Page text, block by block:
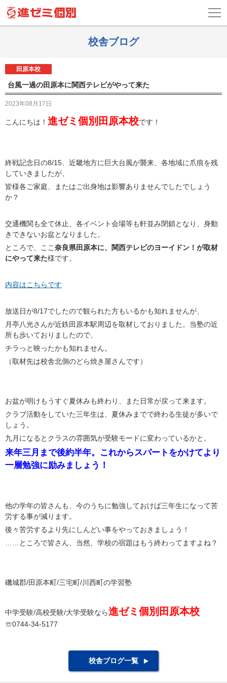
校舎ブログ
田原本校
台風一過の田原本に関西テレビがやって来た
2023年08月17日
こんにちは！ 進ゼミ個別田原本校です！
終戦記念日の8/15、近畿地方に巨大台風が襲来、各地域に爪痕を残
していきましたが、
皆様各ご家庭、またはご出身地は影響ありませんでしたでしょう
か？
交通機関も全て休止、各イベント会場等も軒並み閉鎖となり、身動
きできないお盆となりました。
ところで、ここ 奈良県田原本に、関西テレビのヨーイドン！が取材
にやって来た様です。
内容はこちらです
放送日が8/17でしたので観られた方もいるかも知れませんが、
月亭八光さんが近鉄田原本駅周辺を取材しておりました。当塾の近
所も歩いておりましたので、
チラっと映ったかも知れません。
（取材先は校舎北側のどら焼き屋さんです）
お盆が明けもうすぐ夏休みも終わり、また日常が戻って来ます。
クラブ活動をしていた三年生は、夏休みまでで終わる生徒が多いで
しょう。
九月になるとクラスの雰囲気が受験モードに変わっているかと。
来年三月まで後約半年。これからスパートをかけてより
一層勉強に励みましょう！
他の学年の皆さんも、今のうちに勉強しておけば三年生になって苦
労する事が減ります。
後々苦労するより先にしんどい事をやっておきましょう！
……ところで皆さん、当然、学校の宿題はもう終わってますよね？
磯城郡/田原本町/三宅町/川西町の学習塾
中学受験/高校受験/大学受験なら進ゼミ個別田原本校
☏0744-34-5177
校舎ブログ一覧